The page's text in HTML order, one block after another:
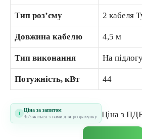
Тип роз’єму 2 кабеля
Довжина кабелю 4,5 м
Тип виконання На
Потужність, кВт 44
i Ціна за запитом
Звʼяжіться з нами для розрахунку Цiна з